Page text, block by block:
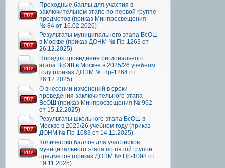
Проходные баллы для участия в
заключительном этапе по первой группе
предметов (приказ Минпросвещения
№ 84 от 16.02.2026)
Результаты муниципального этапа ВсОШ
в Москве (приказ ДОНМ № Пр-1263 от
26.12.2025)
Порядок проведения регионального
этапа ВсОШ в Москве в 2025/26 учебном
году (приказ ДОНМ № Пр-1264 от
26.12.2025)
О внесении изменений в сроки
проведения заключительного этапа
ВсОШ (приказ Минпросвещения № 962
от 15.12.2025)
Результаты школьного этапа ВсОШ в
Москве в 2025/26 учебном году (приказ
ДОНМ № Пр-1083 от 14.11.2025)
Количество баллов для участников
муниципального этапа по пятой группе
предметов (приказ ДОНМ № Пр-1098 от
19.11.2025)